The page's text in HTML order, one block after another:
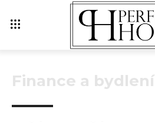
Finance a bydlení